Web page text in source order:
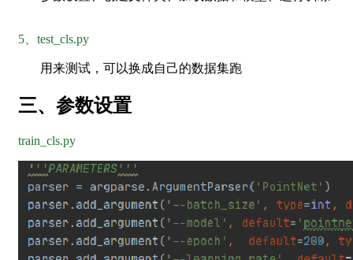
5、test_cls.py
用来测试，可以换成自己的数据集跑
三、参数设置
train_cls.py